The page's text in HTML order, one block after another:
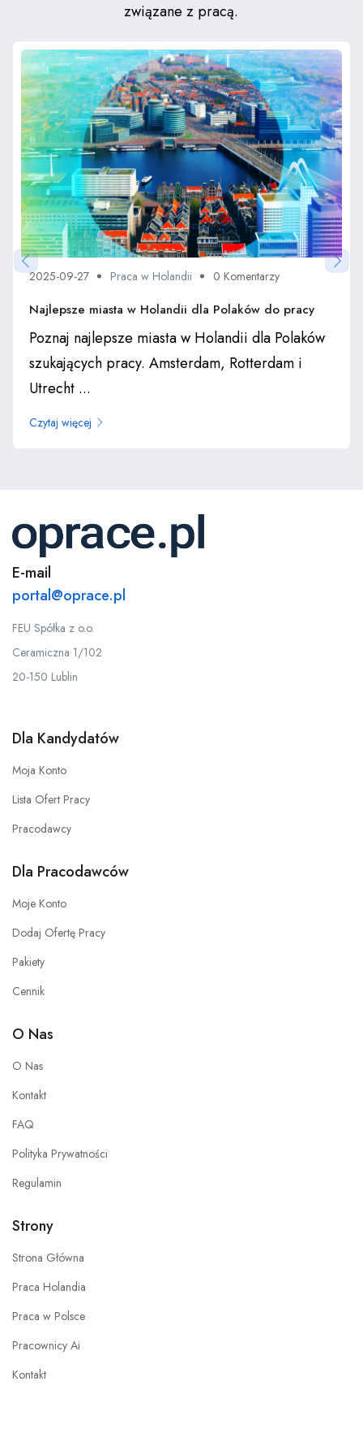
związane z pracą.
2025-09-27 Praca w Holandii 0 Komentarzy
Najlepsze miasta w Holandii dla Polaków do pracy
Poznaj najlepsze miasta w Holandii dla Polaków
szukających pracy. Amsterdam, Rotterdam i
Utrecht ...
Czytaj więcej
E-mail
portal@oprace.pl
FEU Spółka z o.o.
Ceramiczna 1/102
20-150 Lublin
Dla Kandydatów
Moja Konto
Lista Ofert Pracy
Pracodawcy
Dla Pracodawców
Moje Konto
Dodaj Ofertę Pracy
Pakiety
Cennik
O Nas
O Nas
Kontakt
FAQ
Polityka Prywatności
Regulamin
Strony
Strona Główna
Praca Holandia
Praca w Polsce
Pracownicy Ai
Kontakt